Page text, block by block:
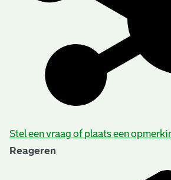
Stel een vraag of plaats een
Reageren